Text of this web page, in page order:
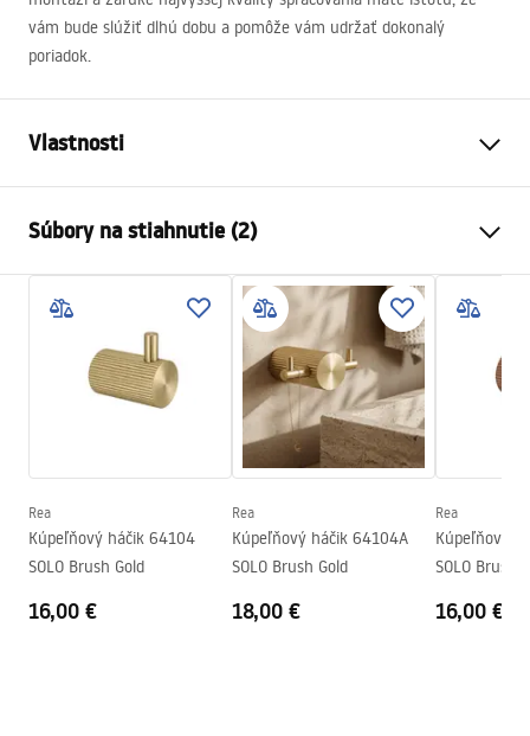
vám bude slúžiť dlhú dobu a pomôže vám udržať dokonalý
poriadok.
Vlastnosti
Materiál
Spôsob montáže
Skrutkovací
Šírka
72
mm
30 mm
52
mm
Solo
24 mesiacov
Súbory na stiahnutie (2)
Záručné podmienky
Warranty_Terms_and_Conditions_Accessories_-_24.pdf
Bezpečnostné informácie
Safety_Information_Accessories.pdf
Rea
Kúpeľňový háčik 64104
SOLO Brush Gold
16,00 €
Rea
Kúpeľňový háčik 64104A
SOLO Brush Gold
18,00 €
Rea
Kúpeľňový
SOLO Brush
16,00 €